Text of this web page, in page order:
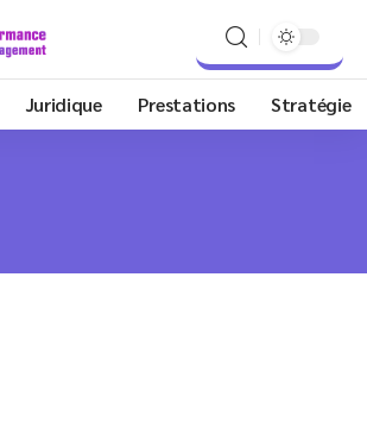
Juridique Prestations Stratégie